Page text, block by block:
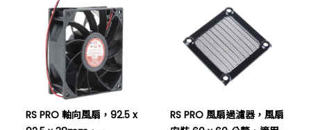
RS PRO 軸向風扇，92.5 x
RS PRO 風扇過濾器，風扇